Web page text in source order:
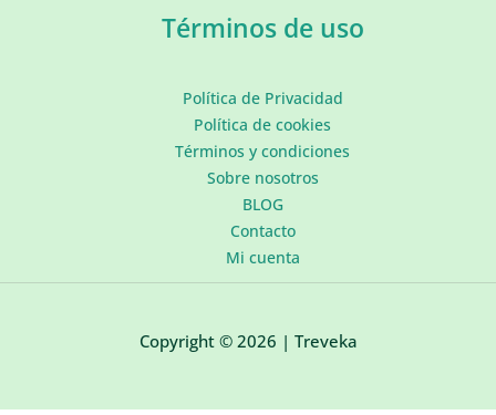
Términos de uso
Política de Privacidad
Política de cookies
Términos y condiciones
Sobre nosotros
BLOG
Contacto
Mi cuenta
Copyright © 2026 | Treveka